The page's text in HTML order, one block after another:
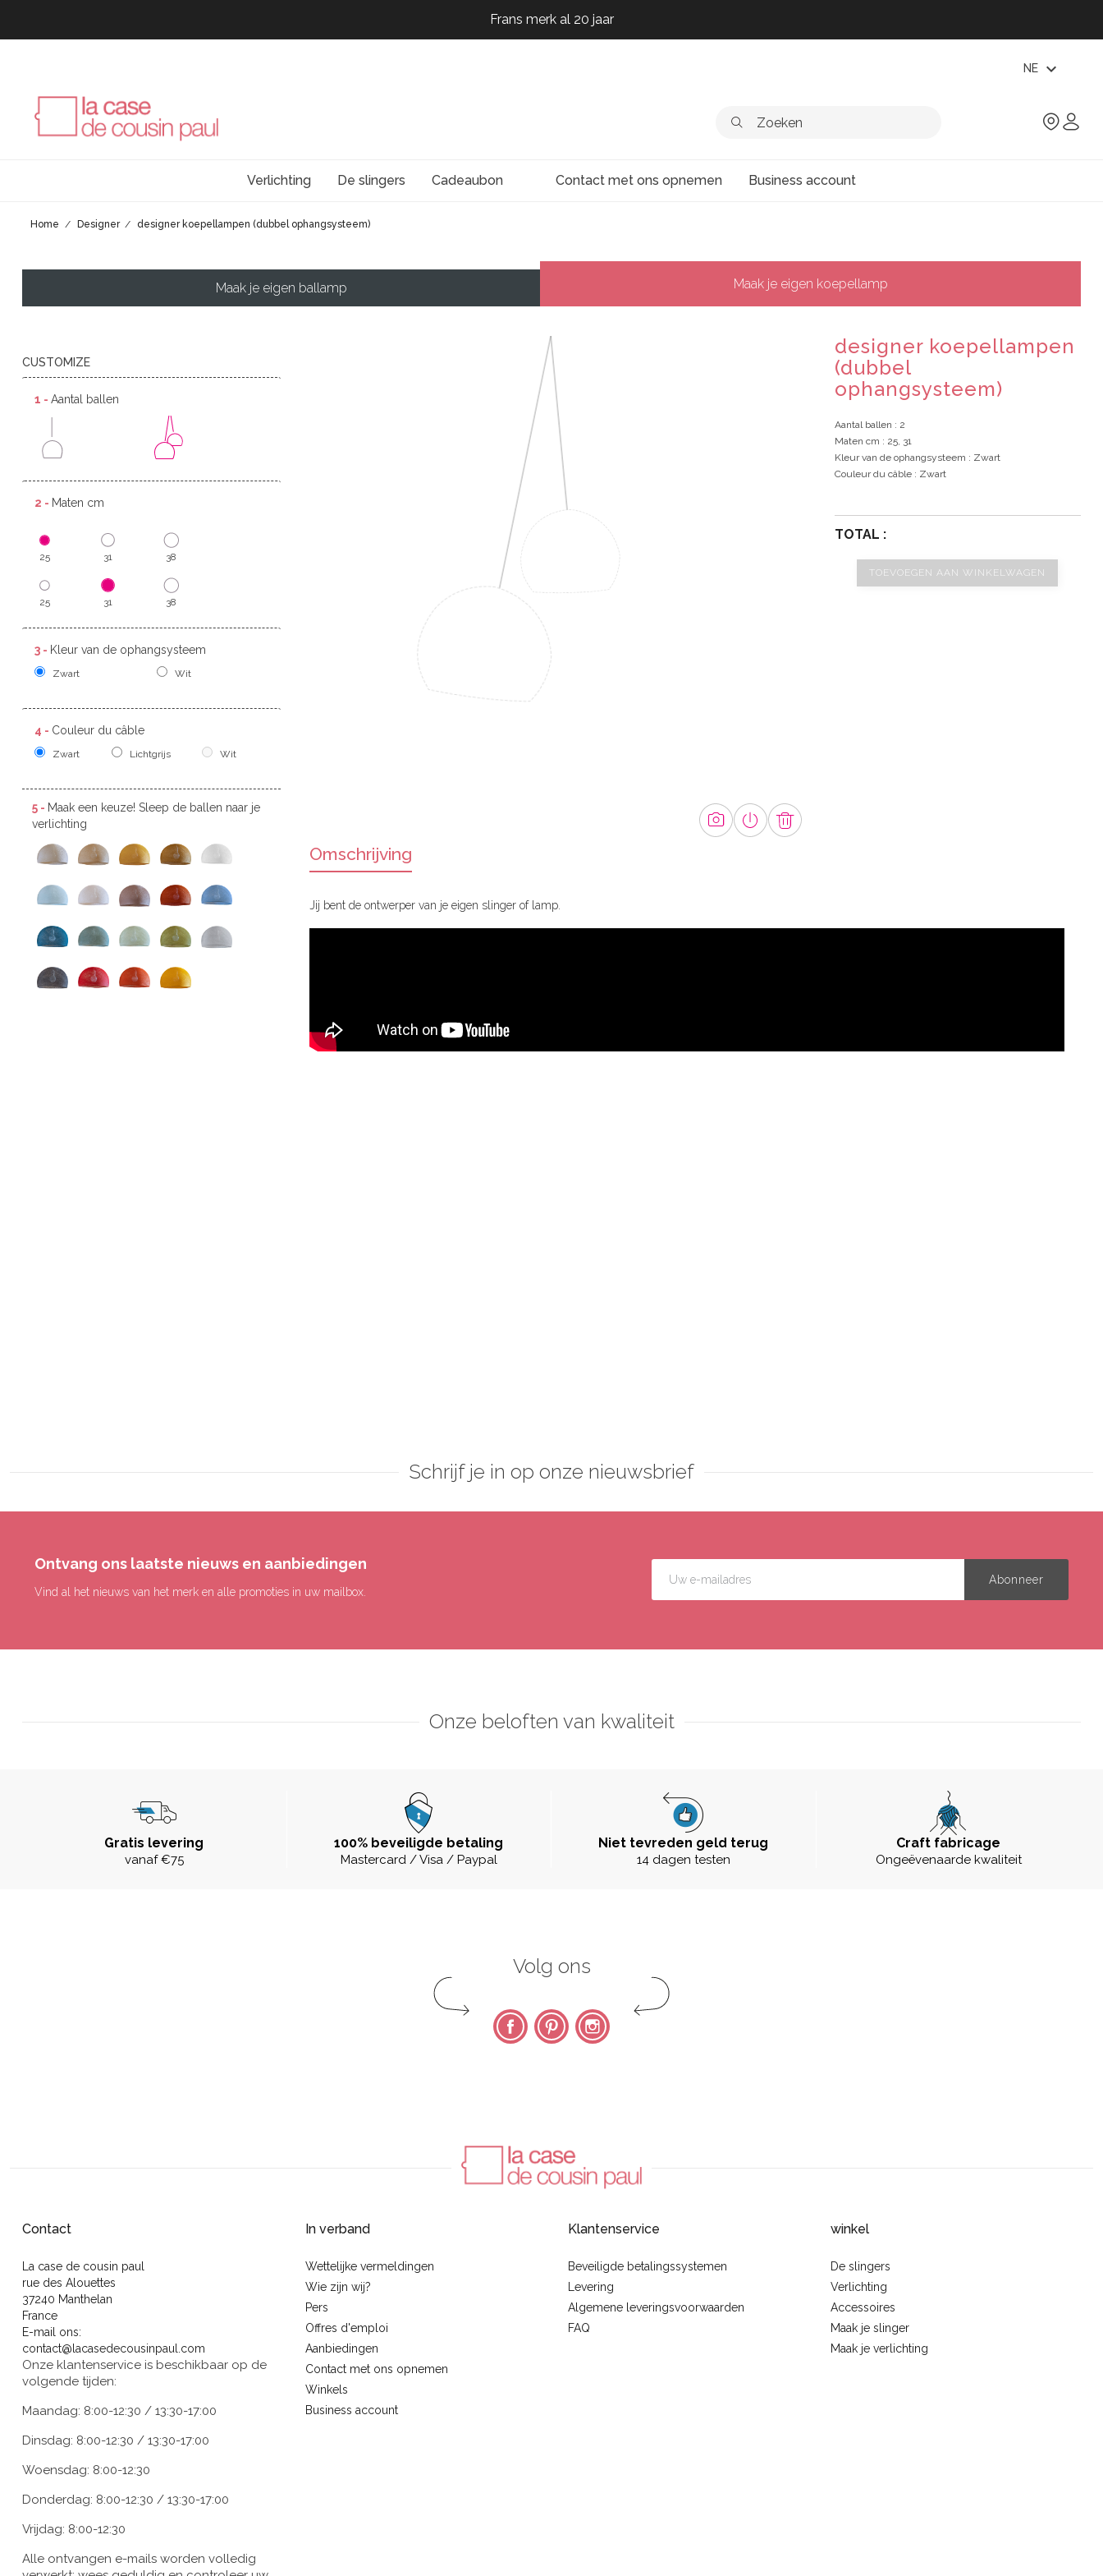
Frans merk al 20 jaar
NE expand_more
Verlichting De slingers Cadeaubon Contact met ons opnemen Business account
Home Designer designer koepellampen (dubbel ophangsysteem)
Maak je eigen ballamp Maak je eigen koepellamp
CUSTOMIZE
1 - Aantal ballen
2 - Maten cm
25 31 38
25 31 38
3 - Kleur van de ophangsysteem
Zwart Wit
4 - Couleur du câble
Zwart Lichtgrijs Wit
5 - Maak een keuze! Sleep de ballen naar je
verlichting
designer koepellampen
(dubbel
ophangsysteem)
Aantal ballen : 2
Maten cm : 25, 31
Kleur van de ophangsysteem : Zwart
Couleur du câble : Zwart
TOTAL :
TOEVOEGEN AAN WINKELWAGEN
Omschrijving
Jij bent de ontwerper van je eigen slinger of lamp.
Schrijf je in op onze nieuwsbrief
Ontvang ons laatste nieuws en aanbiedingen
Vind al het nieuws van het merk en alle promoties in uw mailbox.
Onze beloften van kwaliteit
Gratis levering
vanaf €75
100% beveiligde betaling
Mastercard / Visa / Paypal
Niet tevreden geld terug
14 dagen testen
Craft fabricage
Ongeëvenaarde kwaliteit
Volg ons
FacebookPinterest Instagram
Contact
La case de cousin paul
rue des Alouettes
37240 Manthelan
France
E-mail ons:
contact@lacasedecousinpaul.com
Onze klantenservice is beschikbaar op de
volgende tijden:
Maandag: 8:00-12:30 / 13:30-17:00
Dinsdag: 8:00-12:30 / 13:30-17:00
Woensdag: 8:00-12:30
Donderdag: 8:00-12:30 / 13:30-17:00
Vrijdag: 8:00-12:30
Alle ontvangen e-mails worden volledig
In verband
Wettelijke vermeldingen
Wie zijn wij?
Pers
Offres d'emploi
Aanbiedingen
Contact met ons opnemen
Winkels
Business account
Klantenservice
Beveiligde betalingssystemen
Levering
Algemene leveringsvoorwaarden
FAQ
winkel
De slingers
Verlichting
Accessoires
Maak je slinger
Maak je verlichting